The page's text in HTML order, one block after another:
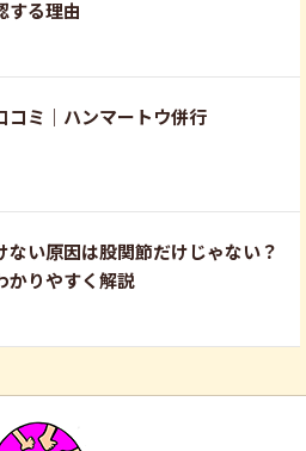
する理由
コミ｜ハンマートウ併行
ない原因は股関節だけじゃない？
かりやすく解説